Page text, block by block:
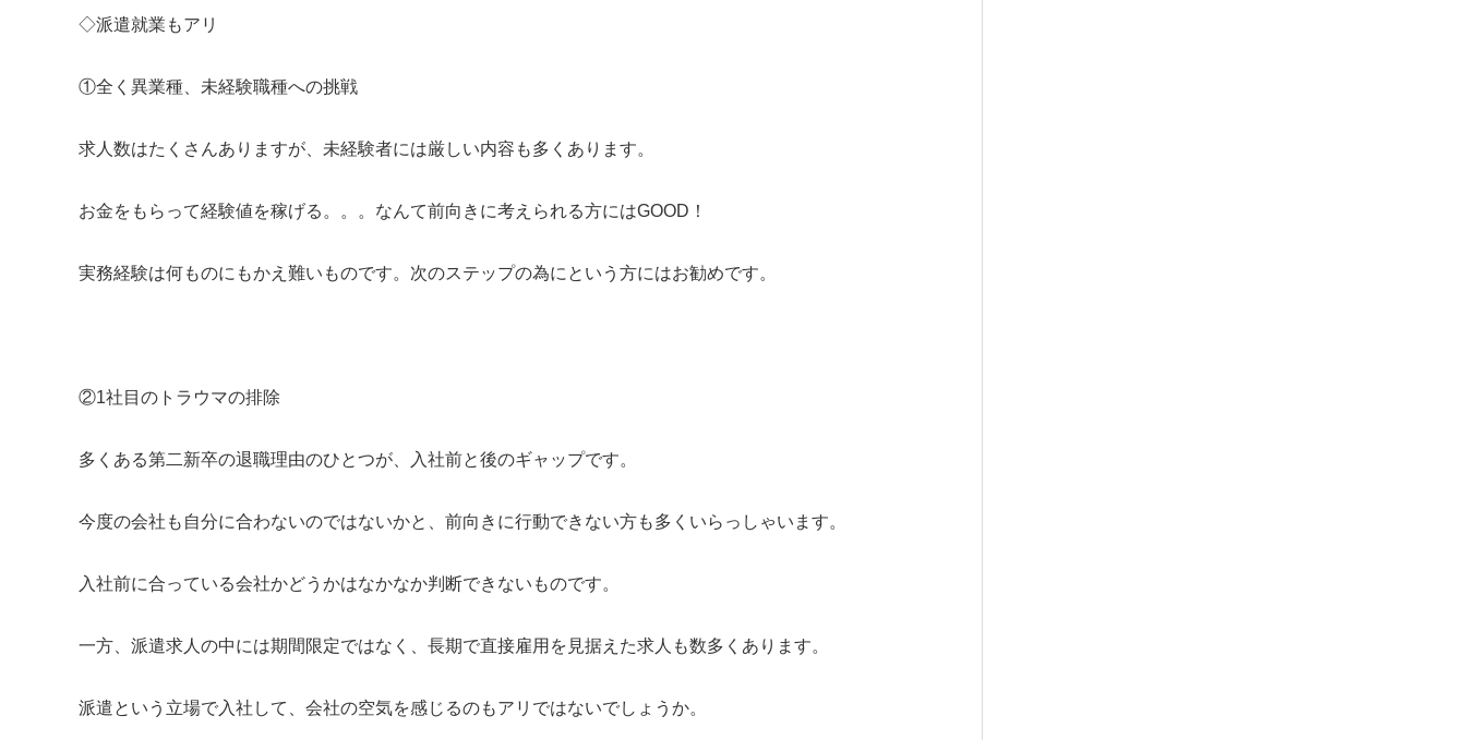
◇派遣就業もアリ
①全く異業種、未経験職種への挑戦
求人数はたくさんありますが、未経験者には厳しい内容も多くあります。
お金をもらって経験値を稼げる。。。なんて前向きに考えられる方にはGOOD！
実務経験は何ものにもかえ難いものです。次のステップの為にという方にはお勧めです。
②1社目のトラウマの排除
多くある第二新卒の退職理由のひとつが、入社前と後のギャップです。
今度の会社も自分に合わないのではないかと、前向きに行動できない方も多くいらっしゃいます。
入社前に合っている会社かどうかはなかなか判断できないものです。
一方、派遣求人の中には期間限定ではなく、長期で直接雇用を見据えた求人も数多くあります。
派遣という立場で入社して、会社の空気を感じるのもアリではないでしょうか。
条件選択に戻る